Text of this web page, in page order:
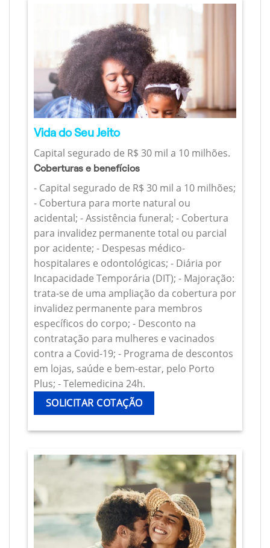
Vida do Seu Jeito
Capital segurado de R$ 30 mil a 10 milhões.
Coberturas e benefícios
- Capital segurado de R$ 30 mil a 10 milhões;
- Cobertura para morte natural ou
acidental; - Assistência funeral; - Cobertura
para invalidez permanente total ou parcial
por acidente; - Despesas médico-
hospitalares e odontológicas; - Diária por
Incapacidade Temporária (DIT); - Majoração:
trata-se de uma ampliação da cobertura por
invalidez permanente para membros
específicos do corpo; - Desconto na
contratação para mulheres e vacinados
contra a Covid-19; - Programa de descontos
em lojas, saúde e bem-estar, pelo Porto
Plus; - Telemedicina 24h.
SOLICITAR COTAÇÃO